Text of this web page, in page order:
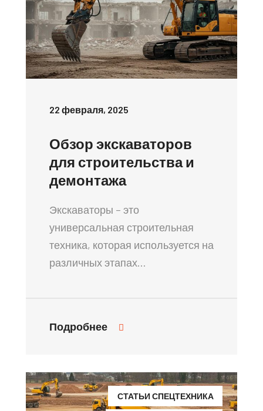
22 февраля, 2025
Обзор экскаваторов
для строительства и
демонтажа
Экскаваторы – это
универсальная строительная
техника, которая используется на
различных этапах…
Подробнее
СТАТЬИ СПЕЦТЕХНИКА